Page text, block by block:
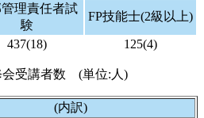
理責任者試
験
FP技能士(2級以上)
437(18) 125(4)
会受講者数 (単位:人)
(内訳)